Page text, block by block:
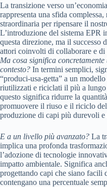
La transizione verso
rappresenta una sfida
straordinaria per ripensare il
L’introduzione del sistema EPR
questa direzione, ma il successo
attori coinvolti di collaborare e
Ma cosa significa
contesto? In termini semplici,
“produci-usa-getta” a un
riutilizzati e riciclati il più a
questo significa ridurre la
promuovere il riuso e il riciclo
produzione di capi più durevoli e
E a un livello più avanzato? La
implica una profonda
l’adozione di tecnologie
impatto ambientale. Significa
progettando capi che siano facili
contengano una percentuale